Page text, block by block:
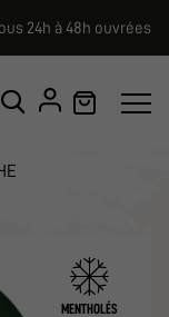
24h à 48h ouvrées
MENTHOLÉS